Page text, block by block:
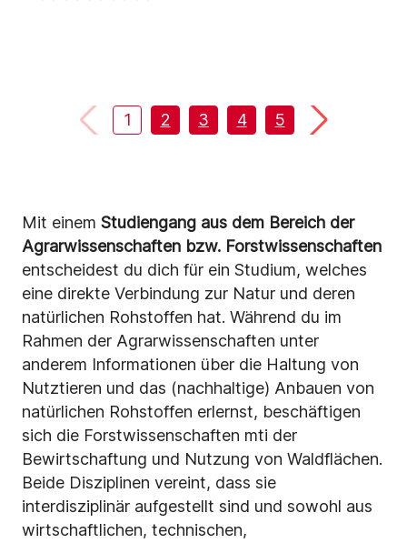
1 2 3 4 5 6
Mit einem Studiengang aus dem Bereich der
Agrarwissenschaften bzw. Forstwissenschaften
entscheidest du dich für ein Studium, welches
eine direkte Verbindung zur Natur und deren
natürlichen Rohstoffen hat. Während du im
Rahmen der Agrarwissenschaften unter
anderem Informationen über die Haltung von
Nutztieren und das (nachhaltige) Anbauen von
natürlichen Rohstoffen erlernst, beschäftigen
sich die Forstwissenschaften mti der
Bewirtschaftung und Nutzung von Waldflächen.
Beide Disziplinen vereint, dass sie
interdisziplinär aufgestellt sind und sowohl aus
wirtschaftlichen, technischen,